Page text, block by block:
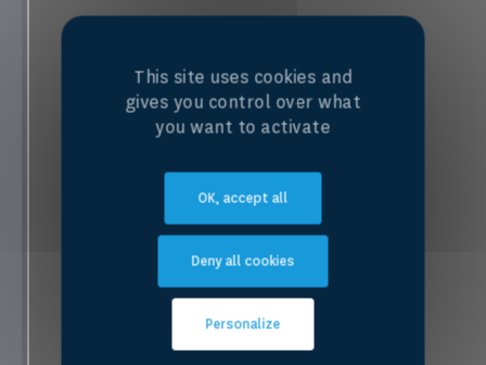
This site uses cookies and
gives you control over what
you want to activate
OK, accept all
Deny all cookies
Personalize